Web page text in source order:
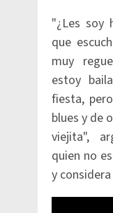
"¿Les soy
que
muy
estoy
fiesta,
blues y de
viejita",
quien no
y